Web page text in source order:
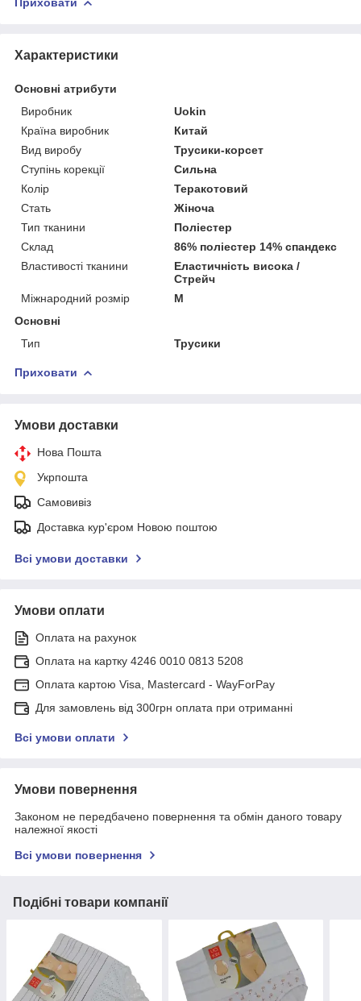
Характеристики
Основні атрибути
Виробник
Uokin
Країна виробник
Китай
Вид виробу
Трусики-корсет
Ступінь корекції
Сильна
Колір
Теракотовий
Стать
Жіноча
Тип тканини
Поліестер
Склад
86% поліестер 14% спандекс
Властивості тканини
Еластичність висока /
Стрейч
Міжнародний розмір
M
Основні
Тип
Трусики
Приховати
Умови доставки
Нова Пошта
Укрпошта
Самовивіз
Доставка кур'єром Новою поштою
Всі умови доставки
Умови оплати
Оплата на рахунок
Оплата на картку 4246 0010 0813 5208
Оплата картою Visa, Mastercard - WayForPay
Для замовлень від 300грн оплата при отриманні
Всі умови оплати
Умови повернення
Законом не передбачено повернення та обмін даного товару
належної якості
Всі умови повернення
Подібні товари компанії